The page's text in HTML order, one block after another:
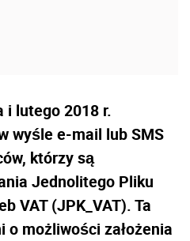
i lutego 2018 r.
wyśle e-mail lub SMS
którzy są
Jednolitego Pliku
VAT (JPK_VAT). Ta
możliwości założenia